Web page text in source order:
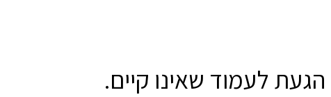
לעמוד שאינו קיים.